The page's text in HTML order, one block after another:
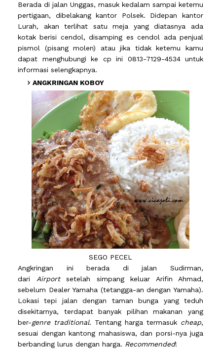
Berada di jalan Unggas, masuk kedalam sampai ketemu
pertigaan, dibelakang kantor Polsek. Didepan kantor
Lurah, akan terlihat satu meja yang diatasnya ada
kotak berisi cendol, disamping es cendol ada penjual
pismol (pisang molen) atau jika tidak ketemu kamu
dapat menghubungi ke cp ini 0813-7129-4534 untuk
informasi selengkapnya.
ANGKRINGAN KOBOY
SEGO PECEL
Angkringan ini berada di jalan Sudirman,
dari Airport setelah simpang keluar Arifin Ahmad,
sebelum Dealer Yamaha (tetangga-an dengan Yamaha).
Lokasi tepi jalan dengan taman bunga yang teduh
disekitarnya, terdapat banyak pilihan makanan yang
ber-genre traditional. Tentang harga termasuk cheap,
sesuai dengan kantong mahasiswa, dan porsi-nya juga
berbanding lurus dengan harga. Recommended!